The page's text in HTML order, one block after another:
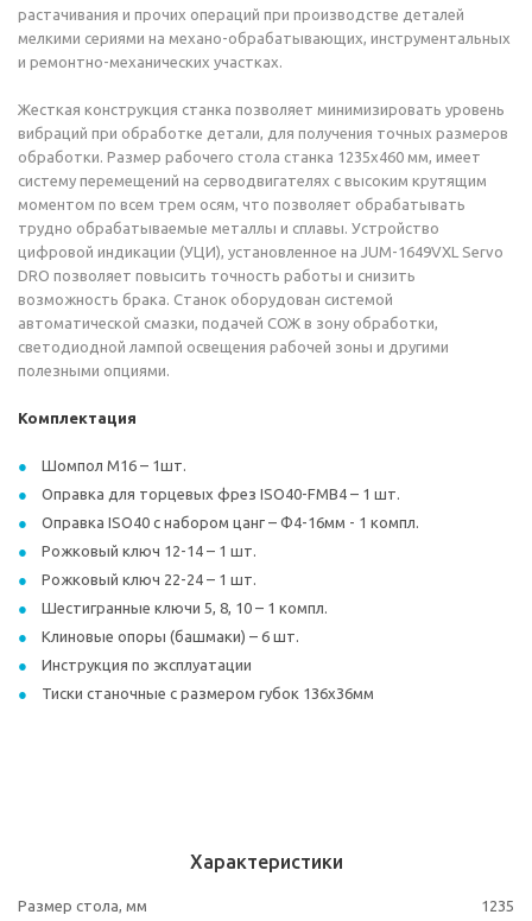
растачивания и прочих операций при производстве деталей
мелкими сериями на механо-обрабатывающих, инструментальных
и ремонтно-механических участках.
Жесткая конструкция станка позволяет минимизировать уровень
вибраций при обработке детали, для получения точных размеров
обработки. Размер рабочего стола станка 1235х460 мм, имеет
систему перемещений на серводвигателях с высоким крутящим
моментом по всем трем осям, что позволяет обрабатывать
трудно обрабатываемые металлы и сплавы. Устройство
цифровой индикации (УЦИ), установленное на JUM-1649VXL Servo
DRO позволяет повысить точность работы и снизить
возможность брака. Станок оборудован системой
автоматической смазки, подачей СОЖ в зону обработки,
светодиодной лампой освещения рабочей зоны и другими
полезными опциями.
Комплектация
Шомпол М16 – 1шт.
Оправка для торцевых фрез ISO40-FMB4 – 1 шт.
Оправка ISO40 с набором цанг – Ф4-16мм - 1 компл.
Рожковый ключ 12-14 – 1 шт.
Рожковый ключ 22-24 – 1 шт.
Шестигранные ключи 5, 8, 10 – 1 компл.
Клиновые опоры (башмаки) – 6 шт.
Инструкция по эксплуатации
Тиски станочные с размером губок 136х36мм
Характеристики
Размер стола, мм
1235